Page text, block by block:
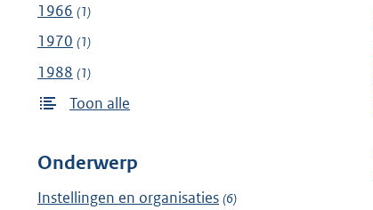
1966 (1)
1970 (1)
1988 (1)
Toon alle
Onderwerp
Instellingen en organisaties (6)